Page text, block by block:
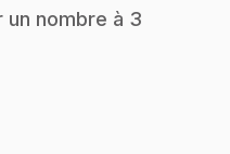
nombre à 3